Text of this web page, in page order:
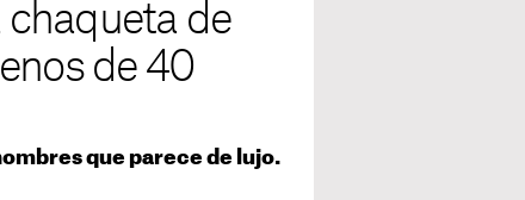
chaqueta de
de 40
que parece de lujo.